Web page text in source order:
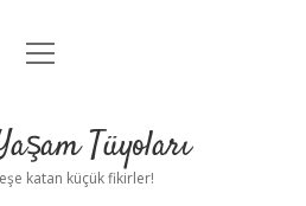
Anasayfa
Uyarı
menüyü
Tüyoları
katan küçük fikirler!